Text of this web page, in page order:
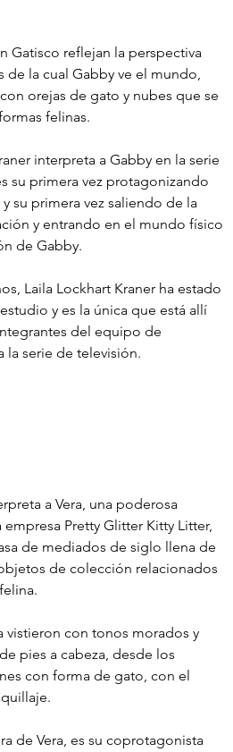
Gatisco reflejan la perspectiva
de la cual Gabby ve el mundo,
orejas de gato y nubes que se
felinas.
interpreta a Gabby en la serie
su primera vez protagonizando
su primera vez saliendo de la
y entrando en el mundo físico
de Gabby.
Laila Lockhart Kraner ha estado
y es la única que está allí
del equipo de
la serie de televisión.
a Vera, una poderosa
Pretty Glitter Kitty Litter,
de mediados de siglo llena de
de colección relacionados
vistieron con tonos morados y
pies a cabeza, desde los
con forma de gato, con el
de Vera, es su coprotagonista